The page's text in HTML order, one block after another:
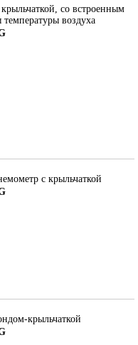
со встроенным
воздуха
с крыльчаткой
крыльчаткой